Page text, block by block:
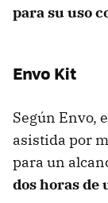
para su uso
Envo Kit
Según Envo,
asistida por
para un
dos horas de